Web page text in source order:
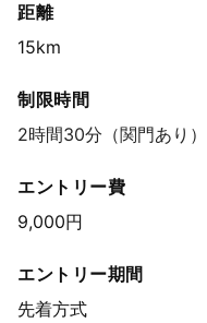
距離
15km
制限時間
2時間30分（関門あり）
エントリー費
9,000円
エントリー期間
先着方式